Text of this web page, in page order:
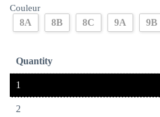
Couleur
8A 8B 8C 9A 9B
Quantity
1
2